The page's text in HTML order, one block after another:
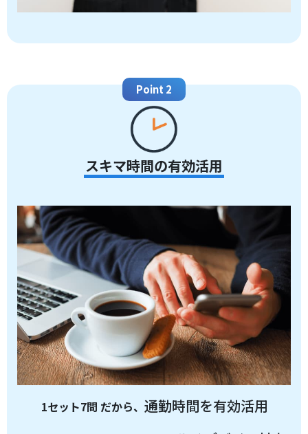
Point 2
スキマ時間の有効活用
1セット7問 だから、 通勤時間を有効活用